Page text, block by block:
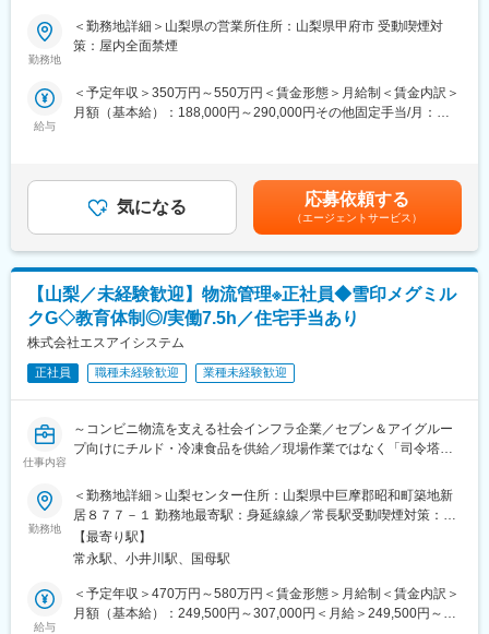
・顧客は大企優良企業。例えば、世界トップ15位に入るような、
半導体を扱う大手企業。独立系商社ならではの裁量を活かせる。
一人ひとりの成長が早く、多くの社員が若いうちからチャレンジ
でき活躍できる。
■当社：
主な取引先は医療機器、半導体製造装置、精密測定器、といった
産業用電子機器を扱うメーカーです。強みとしては量産品だけで
構えて商品の加工などもできることが特徴。創業以来、赤字決算
になったことがなく55年以上すべての決算が黒字経営。当社のよ
うな事業は世の中の状況や景気の影響を受けにくくコロナ禍でも
業績は安定、さらには伸長している状況であり、製造現場のデジ
タル化が急速に進むため、今後も成長していく分野です。
変更の範囲：会社の定める業務
■業務内容：
同社は、上下水道・住宅設備・建材など、暮らしに欠かせない分
野を支える専門商社です。
る、建設・設備工事に必要な商材のルート営業です。
既存顧客中心のため、数字に追われる営業ではなく、信頼関係を
・既存顧客中心で、長期的な信頼関係を築く営業スタイル
・業界内で高い知名度と信頼があり、営業しやすい環境
・100万点超の豊富な商品から、柔軟な提案が可能
・全国に営業拠点を持つスケールでありつつ、地域密着型の営業
スタイル
・現場経験や商材知見を、「提案力」という形で活かせます
■就業環境：
・年間休日120日（土日祝休み）、有給が取得しやすい
・転勤は基本なし。地域に根差して腰を据えて働ける
■業務詳細：※経験・適性により、以下いずれか担当
工事内容や現場状況を理解した上で提案する営業スタイルです。
【水道資材部門】
公共性が高く、景気変動に強い分野
・顧客：水道工事会社向け
・商材：パイプ・バルブ・ポンプ等
【住宅設備部門】
「住まいづくり」に深く関われる提案
勤務地
＜勤務地詳細＞山梨県の営業所住所：山梨県甲府市 受動喫煙対
策：屋内全面禁煙
給与
＜予定年収＞350万円～550万円＜賃金形態＞月給制＜賃金内訳＞
月額（基本給）：188,000円～290,000円その他固定手当/月：
無＞有＜残業手当＞有＜給与補足＞※経験・能力を考慮し決定しま
す。■昇給：年1回（7月）■賞与：年2回（6月、12月）■モデル年
収年収450万円／36歳営業職／月収32万円（入社5年目）年収620
万円／42歳営業職／月収36万円（入社7年目）年収850万円／43
歳所長職／月収57万円（入社10年目）賃金はあくまでも目安の金
額であり、選考を通じて上下する可能性があります。月給(月額)は
固定手当を含めた表記です。
気になる 応募依頼する
（エージェントサービス）
【山梨／未経験歓迎】物流管理※正社員◆雪印メグミル
クG◇教育体制◎/実働7.5h／住宅手当あり
株式会社エスアイシステム
正社員 職種未経験歓迎 業種未経験歓迎
仕事内容
～コンビニ物流を支える社会インフラ企業／セブン＆アイグルー
プ向けにチルド・冷凍食品を供給／現場作業ではなく「司令塔」
充実～
■同社について
セブン‐イレブン・ジャパンをはじめとするセブン＆アイグループ
各社に向けて、チルド・冷凍食品を中心に商品を供給する食品卸
売会社です。
あわせて、全国のセブン‐イレブン店舗へ商品を安全かつ効率的に
届けるため、共同配送センターの運営も行っています。
勤務地
＜勤務地詳細＞山梨センター住所：山梨県中巨摩郡昭和町築地新
居８７７－１ 勤務地最寄駅：身延線線／常長駅受動喫煙対策：屋
内全面禁煙変更の範囲：会社の定める事業所
【最寄り駅】
常永駅、小井川駅、国母駅
給与
＜予定年収＞470万円～580万円＜賃金形態＞月給制＜賃金内訳＞
月額（基本給）：249,500円～307,000円＜月給＞249,500円～